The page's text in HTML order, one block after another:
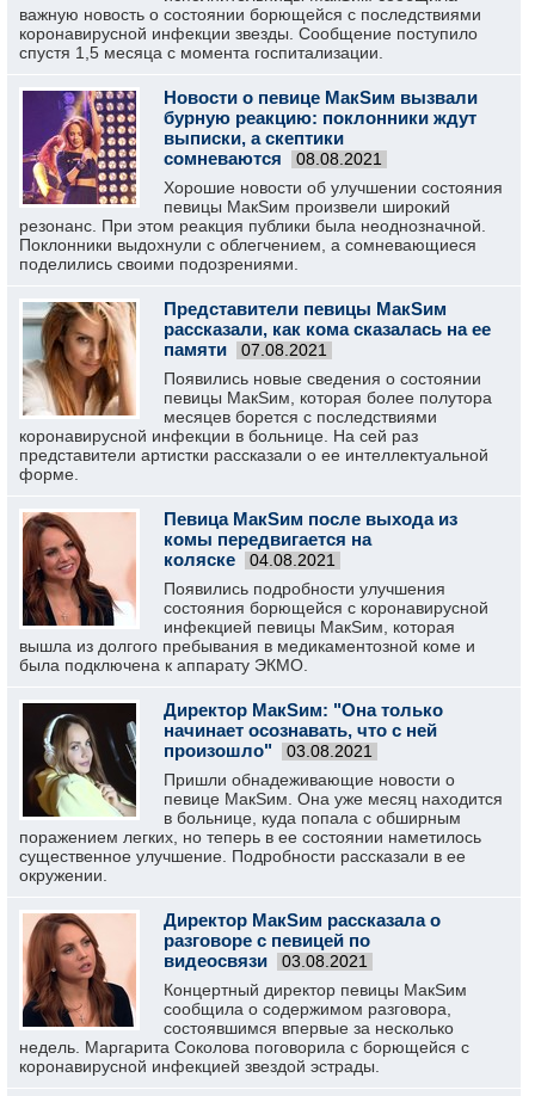
важную новость о состоянии борющейся с последствиями
коронавирусной инфекции звезды. Сообщение поступило
спустя 1,5 месяца с момента госпитализации.
Новости о певице МакSим вызвали
бурную реакцию: поклонники ждут
выписки, а скептики
сомневаются
08.08.2021
Хорошие новости об улучшении состояния
певицы МакSим произвели широкий
резонанс. При этом реакция публики была неоднозначной.
Поклонники выдохнули с облегчением, а сомневающиеся
поделились своими подозрениями.
Представители певицы МакSим
рассказали, как кома сказалась на ее
памяти
07.08.2021
Появились новые сведения о состоянии
певицы МакSим, которая более полутора
месяцев борется с последствиями
коронавирусной инфекции в больнице. На сей раз
представители артистки рассказали о ее интеллектуальной
форме.
Певица МакSим после выхода из
комы передвигается на
коляске
04.08.2021
Появились подробности улучшения
состояния борющейся с коронавирусной
инфекцией певицы МакSим, которая
вышла из долгого пребывания в медикаментозной коме и
была подключена к аппарату ЭКМО.
Директор МакSим: "Она только
начинает осознавать, что с ней
произошло"
03.08.2021
Пришли обнадеживающие новости о
певице МакSим. Она уже месяц находится
в больнице, куда попала с обширным
поражением легких, но теперь в ее состоянии наметилось
существенное улучшение. Подробности рассказали в ее
окружении.
Директор МакSим рассказала о
разговоре с певицей по
видеосвязи
03.08.2021
Концертный директор певицы МакSим
сообщила о содержимом разговора,
состоявшимся впервые за несколько
недель. Маргарита Соколова поговорила с борющейся с
коронавирусной инфекцией звездой эстрады.